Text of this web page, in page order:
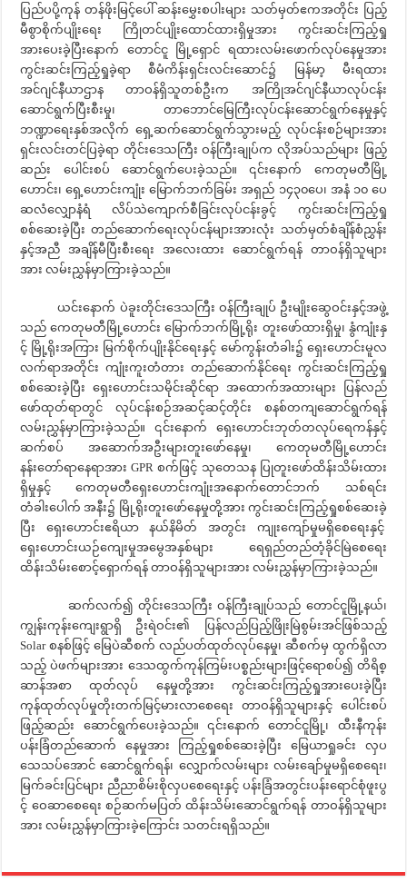
ပြည်ပပို့ကုန် တန်ဖိုးမြင့်ပေါ် ဆန်းမွှေးစပါးများ သတ်မှတ်ဧကအတိုင်း ပြည့်
မီစွာစိုက်ပျိုးရေး ကြိုတင်ပျိုးထောင်ထားရှိမှုအား ကွင်းဆင်းကြည့်ရှု
အားပေးခဲ့ပြီးနောက် တောင်ငူ မြို့ရှောင် ရထားလမ်းဖောက်လုပ်နေမှုအား
ကွင်းဆင်းကြည့်ရှုခဲ့ရာ စီမံကိန်းရှင်းလင်းဆောင်၌ မြန်မာ့ မီးရထား
အင်ဂျင်နီယာဌာန တာဝန်ရှိသူတစ်ဦးက အကြိုအင်ဂျင်နီယာလုပ်ငန်း
ဆောင်ရွက်ပြီးစီးမှု၊ တာဘောင်​မြေကြီးလုပ်ငန်းဆောင်ရွက်နေမှုနှင့်
ဘဏ္ဍာရေးနှစ်အလိုက် ရှေ့ဆက်ဆောင်ရွက်သွားမည့် လုပ်ငန်းစဉ်များအား
ရှင်းလင်းတင်ပြခဲ့ရာ တိုင်းဒေသကြီး ဝန်ကြီးချုပ်က လိုအပ်သည်များ ဖြည့်
ဆည်း ပေါင်းစပ် ဆောင်ရွက်ပေးခဲ့သည်။ ၎င်းနောက် ကေတုမတီမြို့
ဟောင်း၊ ရှေ့ဟောင်းကျုံး မြောက်ဘက်ခြမ်း အရှည် ၁၄၃၀ပေ၊ အနံ ၁၀ ပေ
ဆလံလျှောနံရံ လိပ်သဲကျောက်စီခြင်းလုပ်ငန်းခွင့် ကွင်းဆင်းကြည့်ရှု
စစ်ဆေးခဲ့ပြီး တည်ဆောက်ရေးလုပ်ငန်များအားလုံး သတ်မှတ်စံချိန်စံညွှန်း
နှင့်အညီ အချိန်မီပြီးစီးရေး အလေးထား ဆောင်ရွက်ရန် တာဝန်ရှိသူများ
အား လမ်းညွှန်မှာကြားခဲ့သည်။
ယင်းနောက် ပဲခူးတိုင်းဒေသကြီး ဝန်ကြီးချုပ် ဦးမျိုးဆွေဝင်းနှင့်အဖွဲ့
သည် ကေတုမတီမြို့ဟောင်း မြောက်ဘက်မြို့ရိုး တူးဖော်ထားရှိမှု၊ နွံကျုံးနှ
င့် မြို့ရိုးအကြား မြက်စိုက်ပျိုးနိုင်ရေးနှင့် မော်ကွန်းတံခါး၌ ရှေးဟောင်းမူလ
လက်ရာအတိုင်း ကျုံးကူးတံတား တည်ဆောက်နိုင်ရေး ကွင်းဆင်းကြည့်ရှု
စစ်ဆေးခဲ့ပြီး ရှေးဟောင်းသမိုင်းဆိုင်ရာ အထောက်အထားများ ပြန်လည်
ဖော်ထုတ်ရာတွင် လုပ်ငန်းစဉ်အဆင့်ဆင့်တိုင်း စနစ်တကျဆောင်ရွက်ရန်
လမ်းညွှန်မှာကြားခဲ့သည်။ ၎င်းနောက် ရှေးဟောင်းဘုတ်တလုပ်ရေကန်နှင့်
ဆက်စပ် အဆောက်အဦးများတူးဖော်နေမှု၊ ကေတုမတီမြို့ဟောင်း
နန်းတော်ရာနေရာအား GPR စက်ဖြင့် သုတေသန ပြုတူးဖော်ထိန်းသိမ်းထား
ရှိမှုနှင့် ကေတုမတီရှေးဟောင်းကျုံးအနောက်တောင်ဘက် သစ်ရင်း
တံခါးပေါက် အနီး၌ မြို့ရိုးတူးဖော်နေမှုတို့အား ကွင်းဆင်းကြည့်ရှုစစ်ဆေးခဲ့
ပြီး ရှေးဟောင်းဧရိယာ နယ်နိမိတ် အတွင်း ကျုးကျော်မှုမရှိစေရေးနှင့်
ရှေးဟောင်းယဉ်ကျေးမှုအမွေအနှစ်များ ရေရှည်တည်တံ့ခိုင်မြဲစေရေး
ထိန်းသိမ်းစောင့်ရှောက်ရန် တာဝန်ရှိသူများအား လမ်းညွှန်မှာကြားခဲ့သည်။
ဆက်လက်၍ တိုင်းဒေသကြီး ဝန်ကြီးချုပ်သည် တောင်ငူမြို့နယ်၊
ကျွန်းကုန်းကျေးရွာရှိ ဦးရဲဝင်း၏ ပြန်လည်ပြည့်ဖြိုးမြဲစွမ်းအင်ဖြစ်သည့်
Solar စနစ်ဖြင့် မြေပဲဆီစက် လည်ပတ်ထုတ်လုပ်နေမှု၊ ဆီစက်မှ ထွက်ရှိလာ
သည့် ပဲဖက်များအား ဒေသထွက်ကုန်ကြမ်းပစ္စည်းများဖြင့်ရောစပ်၍ တိရိစ္
ဆာန်အစာ ထုတ်လုပ် နေမှုတို့အား ကွင်းဆင်းကြည့်ရှုအားပေးခဲ့ပြီး
ကုန်ထုတ်လုပ်မှုတိုးတက်မြင့်မားလာစေရေး တာဝန်ရှိသူများနှင့် ပေါင်းစပ်
ဖြည့်ဆည်း ဆောင်ရွက်ပေးခဲ့သည်။ ၎င်းနောက် တောင်ငူမြို့၊ ထီးနီကုန်း
ပန်းခြံတည်ဆောက် နေမှုအား ကြည့်ရှုစစ်ဆေးခဲ့ပြီး မြေယာရှုခင်း လှပ
သေသပ်အောင် ဆောင်ရွက်ရန်၊ လျှောက်လမ်းများ လမ်းချော်မှုမရှိစေရေး၊
မြက်ခင်းပြင်များ ညီညာစိမ်းစိုလှပစေရေးနှင့် ပန်းခြံအတွင်းပန်းရောင်စုံဖူးပွ
င့် ဝေဆာစေရေး စဉ်ဆက်မပြတ် ထိန်းသိမ်းဆောင်ရွက်ရန် တာဝန်ရှိသူများ
အား လမ်းညွှန်မှာကြားခဲ့ကြောင်း သတင်းရရှိသည်။